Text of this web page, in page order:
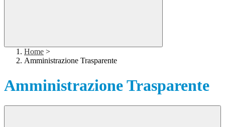
Home >
Amministrazione Trasparente
Amministrazione Trasparente